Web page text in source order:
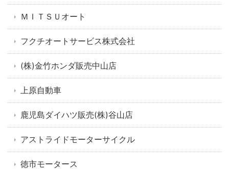
ＭＩＴＳＵオート
フクチオートサービス株式会社
(株)金竹ホンダ販売中山店
上原自動車
鹿児島ダイハツ販売(株)谷山店
アストライドモーターサイクル
徳市モータース